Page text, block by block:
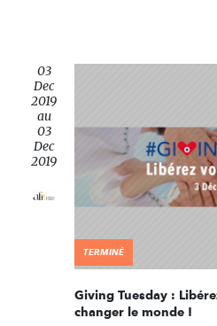
03
Dec
2019
au
03
Dec
2019
TERMINÉ
Giving Tuesday :
changer le monde !